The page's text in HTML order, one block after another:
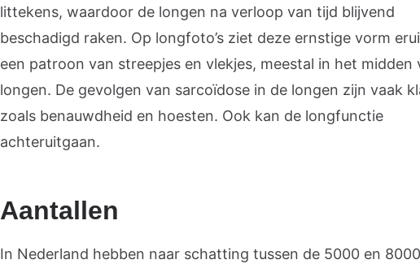
littekens, waardoor de longen na verloop van tijd blijvend
beschadigd raken. Op longfoto’s ziet deze ernstige vorm
een patroon van streepjes en vlekjes, meestal in het midden
longen. De gevolgen van sarcoïdose in de longen zijn vaak
zoals benauwdheid en hoesten. Ook kan de longfunctie
achteruitgaan.
Aantallen
In Nederland hebben naar schatting tussen de 5000 en 8000